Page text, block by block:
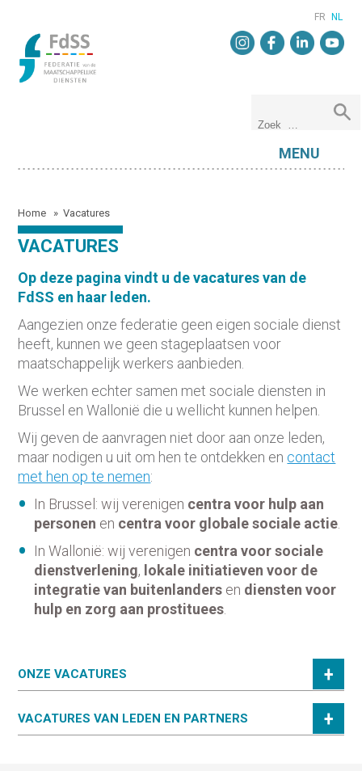
FR NL
MENU
Home »Vacatures
VACATURES
Op deze pagina vindt u de vacatures van de
FdSS en haar leden.
Aangezien onze federatie geen eigen sociale dienst
heeft, kunnen we geen stageplaatsen voor
maatschappelijk werkers aanbieden.
We werken echter samen met sociale diensten in
Brussel en Wallonië die u wellicht kunnen helpen.
Wij geven de aanvragen niet door aan onze leden,
maar nodigen u uit om hen te ontdekken en contact
met hen op te nemen:
In Brussel: wij verenigen centra voor hulp aan
personen en centra voor globale sociale actie
In Wallonië: wij verenigen centra voor sociale
dienstverlening, lokale initiatieven voor de
integratie van buitenlanders en diensten voor
hulp en zorg aan prostituees
ONZE VACATURES
VACATURES VAN LEDEN EN PARTNERS